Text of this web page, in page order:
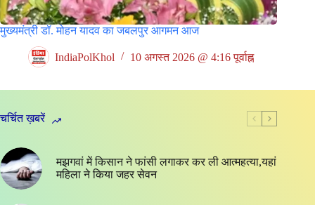
मुख्‍यमंत्री डॉ. मोहन यादव का जबलपुर आगमन आज
IndiaPolKhol 10 अगस्त 2026 @ 4:16 पूर्वाह्न
चर्चित ख़बरें
मझगवां में किसान ने फांसी लगाकर कर ली आत्महत्या,यहां
महिला ने किया जहर सेवन